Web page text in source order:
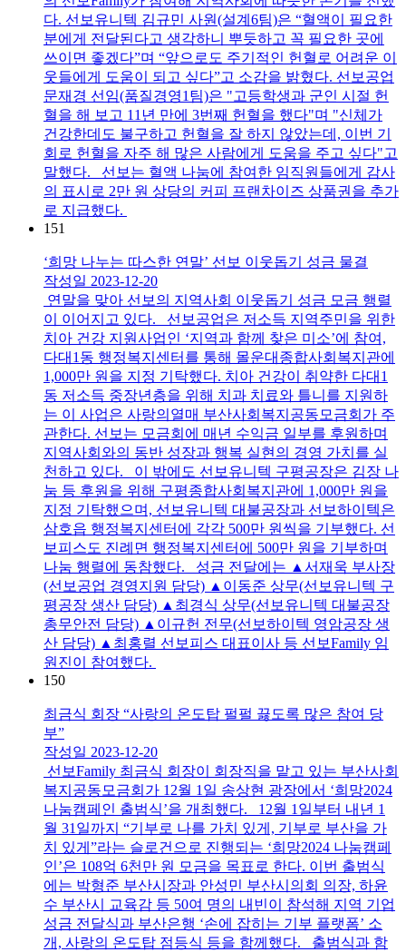
다. 선보유니텍 김규민 사원(설계6팀)은 “혈액이 필요한
분에게 전달된다고 생각하니 뿌듯하고 꼭 필요한 곳에
쓰이면 좋겠다”며 “앞으로도 주기적인 헌혈로 어려운 이
웃들에게 도움이 되고 싶다”고 소감을 밝혔다. 선보공업
문재경 선임(품질경영1팀)은 "고등학생과 군인 시절 헌
혈을 해 보고 11년 만에 3번째 헌혈을 했다"며 "신체가
건강한데도 불구하고 헌혈을 잘 하지 않았는데, 이번 기
회로 헌혈을 자주 해 많은 사람에게 도움을 주고 싶다"고
말했다. 선보는 혈액 나눔에 참여한 임직원들에게 감사
의 표시로 2만 원 상당의 커피 프랜차이즈 상품권을 추가
로 지급했다.
151
‘희망 나누는 따스한 연말’ 선보 이웃돕기 성금 물결
작성일 2023-12-20
연말을 맞아 선보의 지역사회 이웃돕기 성금 모금 행렬
이 이어지고 있다. 선보공업은 저소득 지역주민을 위한
치아 건강 지원사업인 ‘지역과 함께 찾은 미소’에 참여,
다대1동 행정복지센터를 통해 몰운대종합사회복지관에
1,000만 원을 지정 기탁했다. 치아 건강이 취약한 다대1
동 저소득 중장년층을 위해 치과 치료와 틀니를 지원하
는 이 사업은 사랑의열매 부산사회복지공동모금회가 주
관한다. 선보는 모금회에 매년 수익금 일부를 후원하며
지역사회와의 동반 성장과 행복 실현의 경영 가치를 실
천하고 있다. 이 밖에도 선보유니텍 구평공장은 김장 나
눔 등 후원을 위해 구평종합사회복지관에 1,000만 원을
지정 기탁했으며, 선보유니텍 대불공장과 선보하이텍은
삼호읍 행정복지센터에 각각 500만 원씩을 기부했다. 선
보피스도 진례면 행정복지센터에 500만 원을 기부하며
나눔 행렬에 동참했다. 성금 전달에는 ▲서재욱 부사장
(선보공업 경영지원 담당) ▲이동준 상무(선보유니텍 구
평공장 생산 담당) ▲최경식 상무(선보유니텍 대불공장
총무안전 담당) ▲이규헌 전무(선보하이텍 영암공장 생
산 담당) ▲최홍렬 선보피스 대표이사 등 선보Family 임
원진이 참여했다.
150
최금식 회장 “사랑의 온도탑 펄펄 끓도록 많은 참여 당
부”
작성일 2023-12-20
선보Family 최금식 회장이 회장직을 맡고 있는 부산사회
복지공동모금회가 12월 1일 송상현 광장에서 ‘희망2024
나눔캠페인 출범식’을 개최했다. 12월 1일부터 내년 1
월 31일까지 “기부로 나를 가치 있게, 기부로 부산을 가
치 있게”라는 슬로건으로 진행되는 ‘희망2024 나눔캠페
인’은 108억 6천만 원 모금을 목표로 한다. 이번 출범식
에는 박형준 부산시장과 안성민 부산시의회 의장, 하윤
수 부산시 교육감 등 50여 명의 내빈이 참석해 지역 기업
성금 전달식과 부산은행 ‘손에 잡히는 기부 플랫폼’ 소
개, 사랑의 온도탑 점등식 등을 함께했다. 출범식과 함